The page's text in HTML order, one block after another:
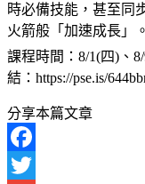
時必備技能，甚至同
火箭般「加速成長」
課程時間：8/1(四)、
結：https://pse.is/
分享本篇文章
Facebook